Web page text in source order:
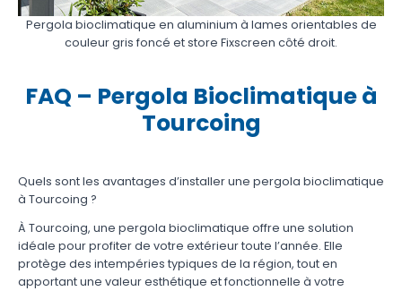
Pergola bioclimatique en aluminium à lames orientables de
couleur gris foncé et store Fixscreen côté droit.
FAQ – Pergola Bioclimatique à
Tourcoing
Quels sont les avantages d’installer une pergola bioclimatique
à Tourcoing ?
À Tourcoing, une pergola bioclimatique offre une solution
idéale pour profiter de votre extérieur toute l’année. Elle
protège des intempéries typiques de la région, tout en
apportant une valeur esthétique et fonctionnelle à votre